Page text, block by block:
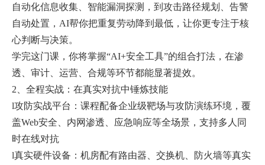
自动化信息收集、智能漏洞探测，到攻击路径规划、告警
自动处置，AI帮你把重复劳动降到最低，让你更专注于核
心判断与决策。
学完这门课，你将掌握“AI+安全工具”的组合打法，在渗
透、审计、运营、合规等环节都能显著提效。
2、全程实战：在真实对抗中锤炼技能
l攻防实战平台：课程配备企业级靶场与攻防演练环境，覆
盖Web安全、内网渗透、应急响应等全场景，支持多人同
时在线对抗
l真实硬件设备：机房配有路由器、交换机、防火墙等真实